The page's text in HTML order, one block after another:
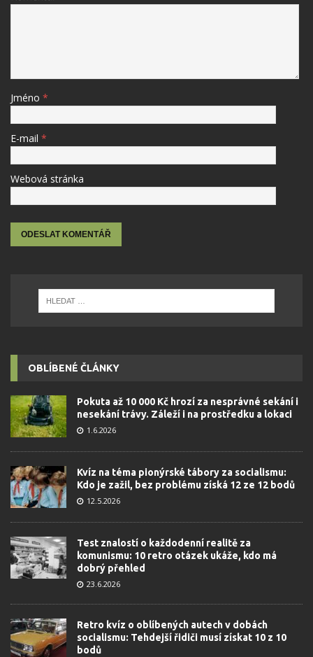
Jméno *
E-mail *
Webová stránka
OBLÍBENÉ ČLÁNKY
Pokuta až 10 000 Kč hrozí za nesprávné sekání i
nesekání trávy. Záleží i na prostředku a lokaci
1.6.2026
Kvíz na téma pionýrské tábory za socialismu:
Kdo je zažil, bez problému získá 12 ze 12 bodů
12.5.2026
Test znalostí o každodenní realitě za
komunismu: 10 retro otázek ukáže, kdo má
dobrý přehled
23.6.2026
Retro kvíz o oblíbených autech v dobách
socialismu: Tehdejší řidiči musí získat 10 z 10
bodů